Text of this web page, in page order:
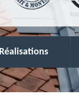
Réalisations